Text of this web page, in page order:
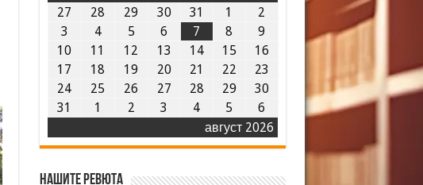
август 2026
27 28 29 30 31 1
2
3
4 5 6 7 8
9
10
11 12 13 14 15
16
17
18 19 20 21 22
23
24
25 26 27 28 29
30
31
1 2 3 4 5 6
Нашите ревюта